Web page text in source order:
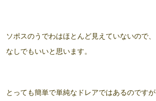
ソポスのうでわはほとんど見えていないので、
なしでもいいと思います。
とっても簡単で単純なドレアではあるのですが